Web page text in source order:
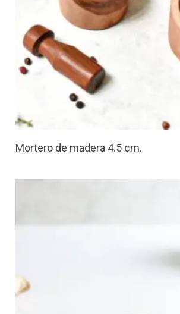
Mortero de madera 4.5 cm.